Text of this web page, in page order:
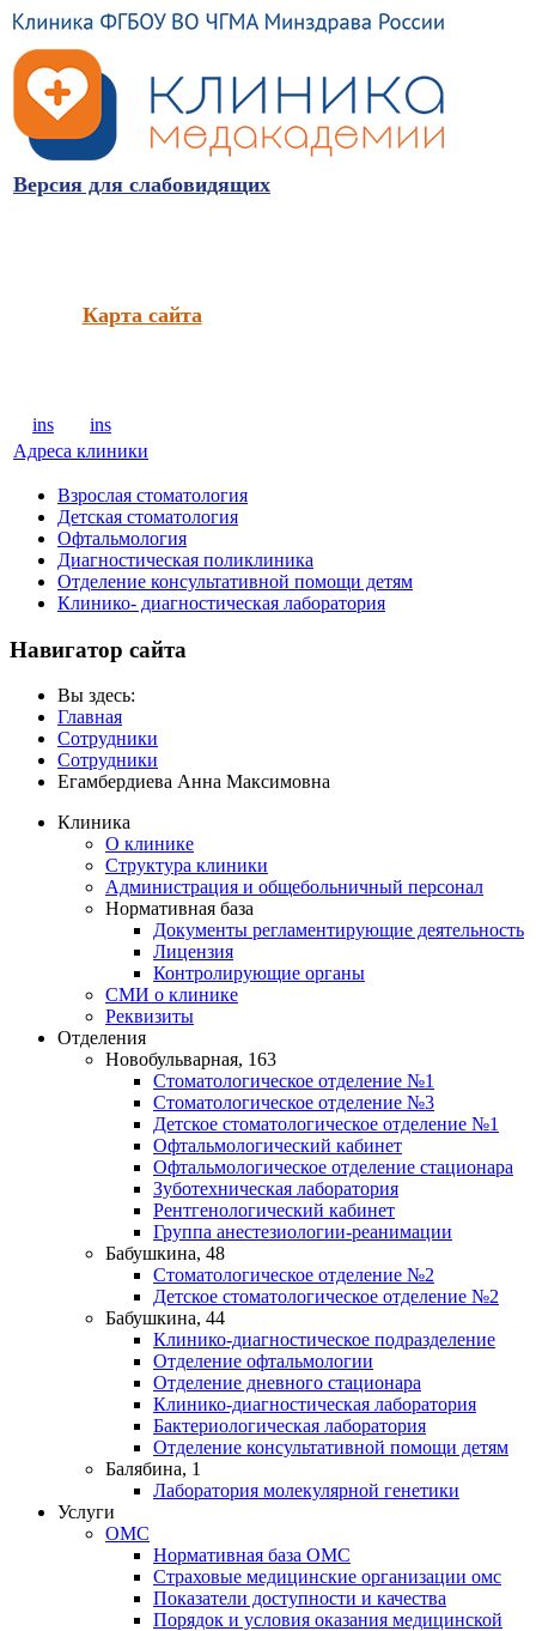
Версия для слабовидящих
Карта сайта
ins
ins
Адреса клиники
Взрослая стоматология
Детская стоматология
Офтальмология
Диагностическая поликлиника
Отделение консультативной помощи детям
Клинико- диагностическая лаборатория
Навигатор сайта
Вы здесь:
Главная
Сотрудники
Сотрудники
Егамбердиева Анна Максимовна
Клиника
О клинике
Структура клиники
Администрация и общебольничный персонал
Нормативная база
Документы регламентирующие деятельность
Лицензия
Контролирующие органы
СМИ о клинике
Реквизиты
Отделения
Новобульварная, 163
Стоматологическое отделение №1
Стоматологическое отделение №3
Детское стоматологическое отделение №1
Офтальмологический кабинет
Офтальмологическое отделение стационара
Зуботехническая лаборатория
Рентгенологический кабинет
Группа анестезиологии-реанимации
Бабушкина, 48
Стоматологическое отделение №2
Детское стоматологическое отделение №2
Бабушкина, 44
Клинико-диагностическое подразделение
Отделение офтальмологии
Отделение дневного стационара
Клинико-диагностическая лаборатория
Бактериологическая лаборатория
Отделение консультативной помощи детям
Балябина, 1
Лаборатория молекулярной генетики
Услуги
ОМС
Нормативная база ОМС
Страховые медицинские организации омс
Показатели доступности и качества
Порядок и условия оказания медицинской